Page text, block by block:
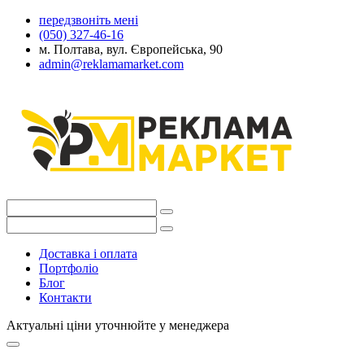
передзвоніть мені
(050) 327-46-16
м. Полтава, вул. Європейська, 90
admin@reklamamarket.com
Доставка і оплата
Портфоліо
Блог
Контакти
Актуальні ціни уточнюйте у менеджера